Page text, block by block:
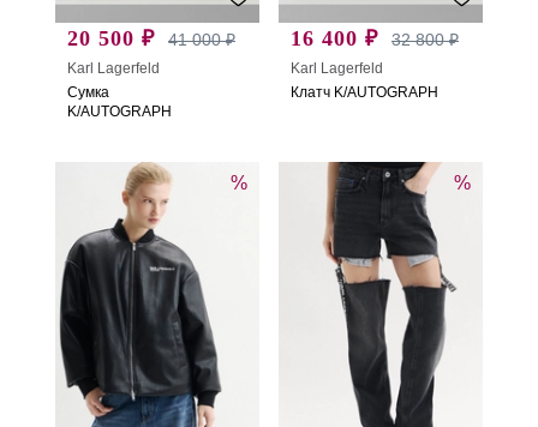
20 500 ₽ 41 000 ₽
Karl Lagerfeld
Сумка
K/AUTOGRAPH
16 400 ₽ 32 800 ₽
Karl Lagerfeld
Клатч K/AUTOGRAPH
% %